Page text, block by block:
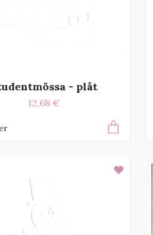
- plåt
12,68 €